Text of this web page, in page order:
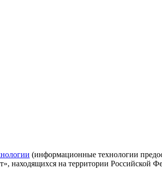
(информационные технологии
находящихся на территории Российской